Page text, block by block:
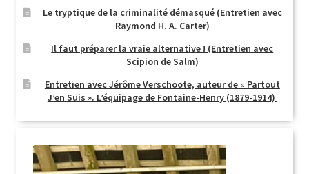
Le tryptique de la criminalité démasqué (Entretien avec
Raymond H. A. Carter)
Il faut préparer la vraie alternative ! (Entretien avec
Scipion de Salm)
Entretien avec Jérôme Verschoote, auteur de « Partout
J’en Suis ». L’équipage de Fontaine-Henry (1879-1914)